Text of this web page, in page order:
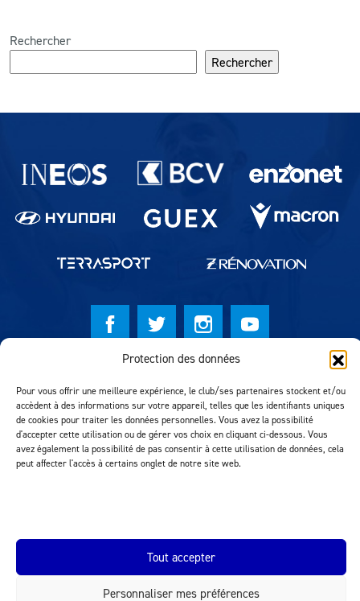
Protection des données
Pour vous offrir une meilleure expérience, le club/ses partenaires stockent et/ou
accèdent à des informations sur votre appareil, telles que les identifiants uniques
de cookies pour traiter les données personnelles. Vous avez la possibilité
d'accepter cette utilisation ou de gérer vos choix en cliquant ci-dessous. Vous
avez également la possibilité de pas consentir à cette utilisation de données, cela
peut affecter l'accès à certains onglet de notre site web.
Tout accepter
Personnaliser mes préférences
Rechercher
Rechercher
Partenaires du lausanne-Sport
Réalisation MTM Agency